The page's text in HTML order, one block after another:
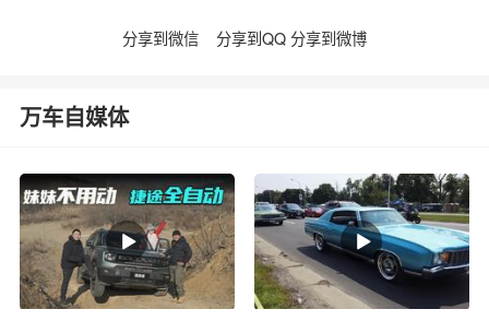
分享到微信 分享到QQ 分享到微博
万车自媒体